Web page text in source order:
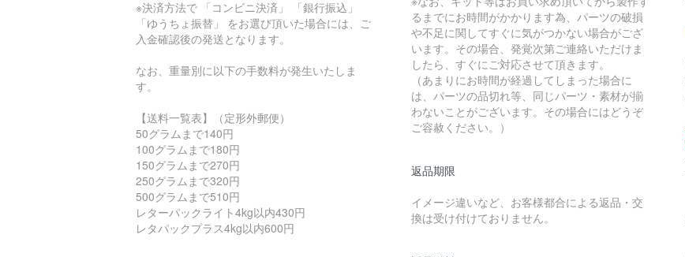
※決済方法で 「コンビニ決済」 「銀行振込」
「ゆうちょ振替」 をお選び頂いた場合には、ご
入金確認後の発送となります。
なお、重量別に以下の手数料が発生いたしま
す。
【送料一覧表】（定形外郵便）
50グラムまで140円
100グラムまで180円
150グラムまで270円
250グラムまで320円
500グラムまで510円
レターパックライト4kg以内430円
レタパックプラス4kg以内600円
るまでにお時間がかかります為、パーツの破損
や不足に関してすぐに気がつかない場合がござ
います。その場合、発覚次第ご連絡いただけま
したら、すぐにご対応させて頂きます。
（あまりにお時間が経過してしまった場合に
は、パーツの品切れ等、同じパーツ・素材が揃
わないことがございます。その場合にはどうぞ
ご容赦ください。）
返品期限
イメージ違いなど、お客様都合による返品・交
換は受け付けておりません。